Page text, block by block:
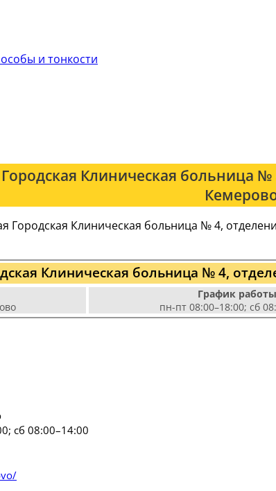
и тонкости
Клиническая больница
Городская Клиническая больница № 4,
Клиническая больница № 4,
График
пн-пт 08:00–18:00; сб
сб 08:00–14:00